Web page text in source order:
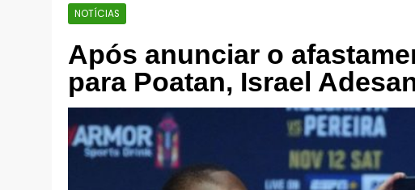
NOTÍCIAS
Após anunciar o
para Poatan, Israel